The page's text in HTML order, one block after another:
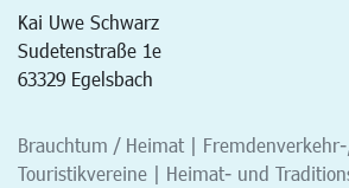
Kai Uwe Schwarz
Sudetenstraße 1e
63329 Egelsbach
Brauchtum / Heimat |
Touristikvereine | Heimat- und